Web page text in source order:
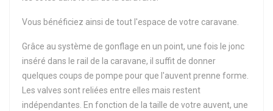
Vous bénéficiez ainsi de tout l'espace de votre caravane.
Grâce au système de gonflage en un point, une fois le jonc
inséré dans le rail de la caravane, il suffit de donner
quelques coups de pompe pour que l'auvent prenne forme.
Les valves sont reliées entre elles mais restent
indépendantes. En fonction de la taille de votre auvent, une